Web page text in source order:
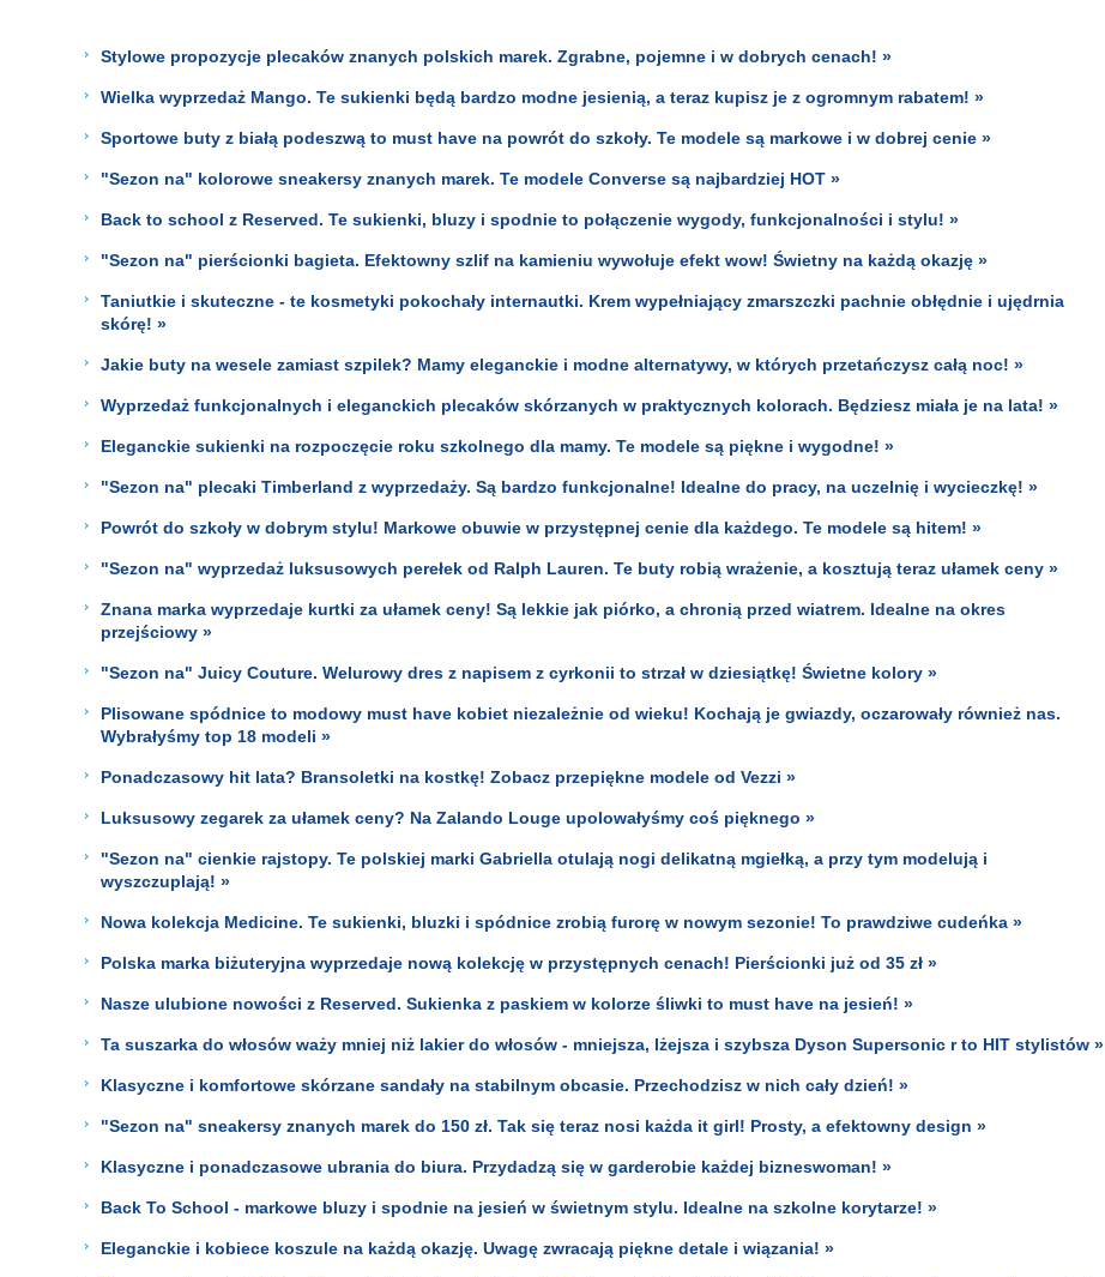
Stylowe propozycje plecaków znanych polskich marek. Zgrabne, pojemne i w dobrych cenach! »
Wielka wyprzedaż Mango. Te sukienki będą bardzo modne jesienią, a teraz kupisz je z ogromnym rabatem! »
Sportowe buty z białą podeszwą to must have na powrót do szkoły. Te modele są markowe i w dobrej cenie »
"Sezon na" kolorowe sneakersy znanych marek. Te modele Converse są najbardziej HOT »
Back to school z Reserved. Te sukienki, bluzy i spodnie to połączenie wygody, funkcjonalności i stylu! »
"Sezon na" pierścionki bagieta. Efektowny szlif na kamieniu wywołuje efekt wow! Świetny na każdą okazję »
Taniutkie i skuteczne - te kosmetyki pokochały internautki. Krem wypełniający zmarszczki pachnie obłędnie i ujędrnia
skórę! »
Jakie buty na wesele zamiast szpilek? Mamy eleganckie i modne alternatywy, w których przetańczysz całą noc! »
Wyprzedaż funkcjonalnych i eleganckich plecaków skórzanych w praktycznych kolorach. Będziesz miała je na lata! »
Eleganckie sukienki na rozpoczęcie roku szkolnego dla mamy. Te modele są piękne i wygodne! »
"Sezon na" plecaki Timberland z wyprzedaży. Są bardzo funkcjonalne! Idealne do pracy, na uczelnię i wycieczkę! »
Powrót do szkoły w dobrym stylu! Markowe obuwie w przystępnej cenie dla każdego. Te modele są hitem! »
"Sezon na" wyprzedaż luksusowych perełek od Ralph Lauren. Te buty robią wrażenie, a kosztują teraz ułamek ceny »
Znana marka wyprzedaje kurtki za ułamek ceny! Są lekkie jak piórko, a chronią przed wiatrem. Idealne na okres
przejściowy »
"Sezon na" Juicy Couture. Welurowy dres z napisem z cyrkonii to strzał w dziesiątkę! Świetne kolory »
Plisowane spódnice to modowy must have kobiet niezależnie od wieku! Kochają je gwiazdy, oczarowały również nas.
Wybrałyśmy top 18 modeli »
Ponadczasowy hit lata? Bransoletki na kostkę! Zobacz przepiękne modele od Vezzi »
Luksusowy zegarek za ułamek ceny? Na Zalando Louge upolowałyśmy coś pięknego »
"Sezon na" cienkie rajstopy. Te polskiej marki Gabriella otulają nogi delikatną mgiełką, a przy tym modelują i
wyszczuplają! »
Nowa kolekcja Medicine. Te sukienki, bluzki i spódnice zrobią furorę w nowym sezonie! To prawdziwe cudeńka »
Polska marka biżuteryjna wyprzedaje nową kolekcję w przystępnych cenach! Pierścionki już od 35 zł »
Nasze ulubione nowości z Reserved. Sukienka z paskiem w kolorze śliwki to must have na jesień! »
Ta suszarka do włosów waży mniej niż lakier do włosów - mniejsza, lżejsza i szybsza Dyson Supersonic r to HIT stylistów »
Klasyczne i komfortowe skórzane sandały na stabilnym obcasie. Przechodzisz w nich cały dzień! »
"Sezon na" sneakersy znanych marek do 150 zł. Tak się teraz nosi każda it girl! Prosty, a efektowny design »
Klasyczne i ponadczasowe ubrania do biura. Przydadzą się w garderobie każdej bizneswoman! »
Back To School - markowe bluzy i spodnie na jesień w świetnym stylu. Idealne na szkolne korytarze! »
Eleganckie i kobiece koszule na każdą okazję. Uwagę zwracają piękne detale i wiązania! »